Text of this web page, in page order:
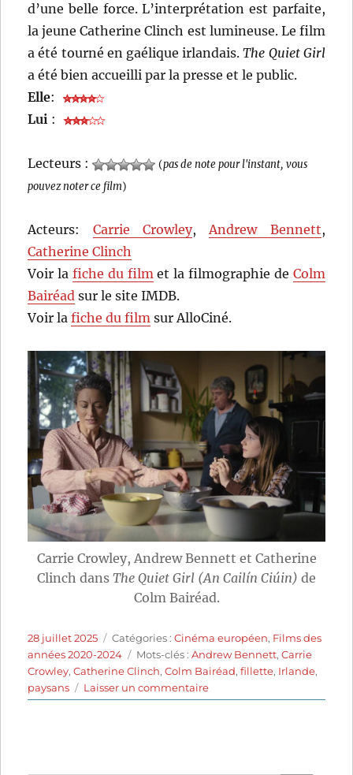
d’une belle force. L’interprétation est parfaite,
la jeune Catherine Clinch est lumineuse. Le film
a été tourné en gaélique irlandais.The Quiet Girl
a été bien accueilli par la presse et le public.
Elle:
Lui :
Lecteurs : (pas de note pour l'instant, vous
pouvez noter ce film)
Acteurs: Carrie Crowley,Andrew Bennett,
Catherine Clinch
Voir la fiche du filmet la filmographie de Colm
Bairéad sur le site IMDB.
Voir lafiche du film sur AlloCiné.
Carrie Crowley, Andrew Bennett et Catherine
Clinch dans The Quiet Girl (An Cailín Ciúin) de
Colm Bairéad.
Publié
le
28 juillet 2025 Catégories
Catégories :Cinéma européen, Films des
années 2020-2024
Étiquettes
Mots-clés :Andrew Bennett,Carrie
Crowley,Catherine Clinch,Colm Bairéad,fillette, Irlande,
paysans
Laisser un commentairesur
The